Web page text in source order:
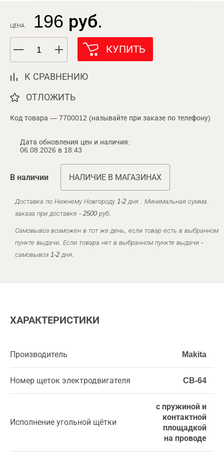
ЦЕНА 196 руб.
КУПИТЬ
К СРАВНЕНИЮ
ОТЛОЖИТЬ
Код товара — 7700012 (называйте при заказе по телефону)
Дата обновления цен и наличия:
06.08.2026 в 18:43
В наличии НАЛИЧИЕ В МАГАЗИНАХ
Доставка по Нижнему Новгороду 1-2 дня . Минимальная сумма
заказа при доставке - 2500 руб.
Самовывоз возможен в тот же день, если товар есть в выбранном
пункте выдачи. Если товара нет в выбранном пункте выдачи -
самовывоз 1-2 дня.
ХАРАКТЕРИСТИКИ
Производитель Makita
Номер щеток электродвигателя CB-64
Исполнение угольной щётки
с пружиной и
контактной
площадкой
на проводе